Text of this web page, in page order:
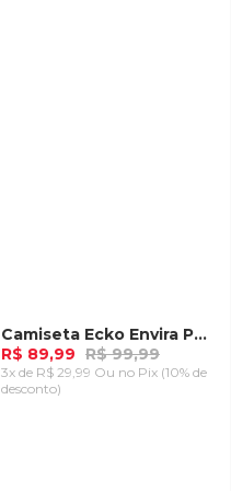
-10%
Camiseta Ecko Envira Preta
R$ 89,99 R$ 99,99
3x de R$ 29,99 Ou no Pix (10% de
desconto)